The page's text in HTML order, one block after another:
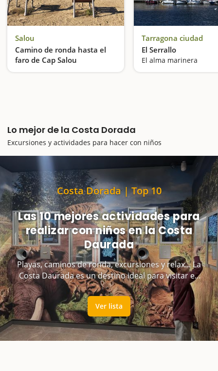
Salou
Camino de ronda hasta el
faro de Cap Salou
Una ruta familiar con espectaculares visitas a la Costa Daurada
Tarragona ciudad
El Serrallo
El alma marinera
Lo mejor de la Costa Dorada
Excursiones y actividades para hacer con niños
Costa Dorada | Top 10
Las 10 mejores actividades para
realizar con niños en la Costa
Daurada
Playas, caminos de ronda, excursiones y relax... La
Costa Daurada es un destino ideal para visitar en
familia
Ver lista